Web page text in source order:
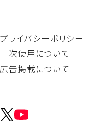
プライバシーポリシー
二次使用について
広告掲載について